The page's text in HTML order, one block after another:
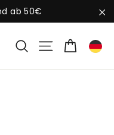
ab 50€
SearchSite Cart